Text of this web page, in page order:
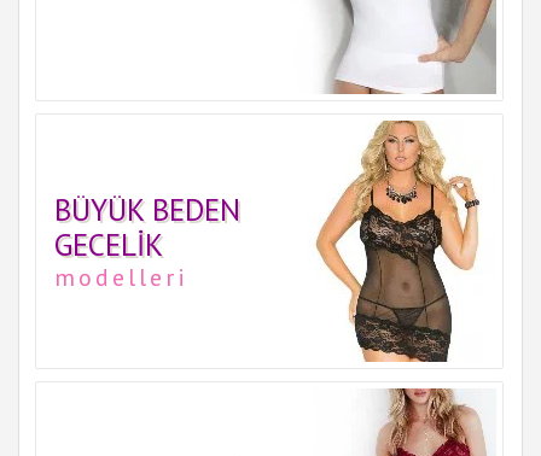
BÜYÜK BEDEN
GECELIK
modelleri